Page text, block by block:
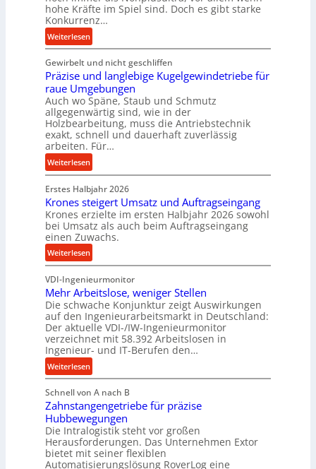
a
n
c
b
e
i
m
D
r
ü
c
k
p
r
o
z
e
s
hohe Kräfte im Spiel sind. Doch es gibt starke
Konkurrenz…
Weiterlesen:
K
u
g
e
l
g
e
w
i
n
e
t
r
i
b
u
n
d
H
y
d
r
a
l
i
k
i
m
V
Gewirbelt und nicht geschliffen
Präzise und langlebige Kugelgewindetriebe für
raue Umgebungen
Auch wo Späne, Staub und Schmutz
allgegenwärtig sind, wie in der
Holzbearbeitung, muss die Antriebstechnik
exakt, schnell und dauerhaft zuverlässig
arbeiten. Für…
Weiterlesen:
P
r
ä
z
i
s
e
u
n
d
l
a
n
g
e
b
i
g
e
K
u
Erstes Halbjahr 2026
Krones steigert Umsatz und Auftragseingang
Krones erzielte im ersten Halbjahr 2026 sowohl
bei Umsatz als auch beim Auftragseingang
einen Zuwachs.
Weiterlesen:
K
r
o
n
e
s
s
t
e
e
r
t
U
m
VDI-Ingenieurmonitor
Mehr Arbeitslose, weniger Stellen
Die schwache Konjunktur zeigt Auswirkungen
auf den Ingenieurarbeitsmarkt in Deutschland:
Der aktuelle VDI-/IW-Ingenieurmonitor
verzeichnet mit 58.392 Arbeitslosen in
Ingenieur- und IT-Berufen den…
Weiterlesen:
M
e
h
r
A
r
b
Schnell von A nach B
Zahnstangengetriebe für präzise
Hubbewegungen
Die Intralogistik steht vor großen
Herausforderungen. Das Unternehmen Extor
bietet mit seiner flexiblen
Automatisierungslösung RoverLog eine